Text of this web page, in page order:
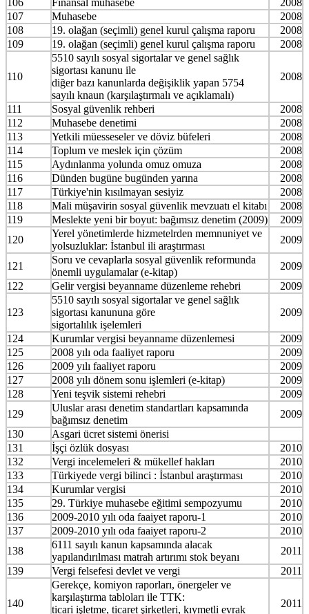
107
Muhasebe
2008
108
19. olağan (seçimli) genel kurul çalışma raporu
2008
109
19. olağan (seçimli) genel kurul çalışma raporu 2008
110
5510 sayılı sosyal sigortalar ve genel sağlık
sigortası kanunu ile
diğer bazı kanunlarda değişiklik yapan 5754
sayılı knaun (karşılaştırmalı ve açıklamalı)
2008
111 Sosyal güvenlik rehberi
2008
112
Muhasebe denetimi
2008
113
Yetkili müesseseler ve döviz büfeleri
2008
114
Toplum ve meslek için çözüm
2008
115
Aydınlanma yolunda omuz omuza
2008
116
Dünden bugüne bugünden yarına
2008
117
Türkiye'nin kısılmayan sesiyiz
2008
118
Mali müşavirin sosyal güvenlik mevzuatı el kitabı
2008
119
Meslekte yeni bir boyut: bağımsız denetim (2009)
2009
120
Yerel yönetimlerde hizmetelrden memnuniyet ve
yolsuzluklar: İstanbul ili araştırması
2009
121
Soru ve cevaplarla sosyal güvenlik reformunda
önemli uygulamalar (e-kitap)
2009
122
Gelir vergisi beyanname düzenleme rehebri 2009
123
5510 sayılı sosyal sigortalar ve genel sağlık
sigortası kanununa göre
sigortalılık işelemleri
2009
124 Kurumlar vergisi beyanname düzenlemesi
2009
125
2008 yılı oda faaliyet raporu
2009
126
2009 yılı faaliyet raporu
2009
127
2008 yılı dönem sonu işlemleri (e-kitap)
2009
128
Yeni teşvik sistemi rehebri
2009
129
Uluslar arası denetim standartları kapsamında
bağımsız denetim
2009
130
Asgari ücret sistemi önerisi
131
İşçi özlük dosyası
2010
132
Vergi incelemeleri & mükellef hakları
2010
133
Türkiyede vergi bilinci : İstanbul araştırması
2010
134
Kurumlar vergisi
2010
135
29. Türkiye muhasebe eğitimi sempozyumu
2010
136
2009-2010 yılı oda faaiyet raporu-1
2010
137
2009-2010 yılı oda faaiyet raporu-2
2010
138
6111 sayılı kanun kapsamında alacak
yapılandırılması matrah artırımı stok beyanı
2011
139
Vergi felsefesi devlet ve vergi 2011
140
Gerekçe, komiyon raporları, önergeler ve
karşılaştırma tabloları ile TTK:
ticari işletme, ticaret şirketleri, kıymetli evrak
2011